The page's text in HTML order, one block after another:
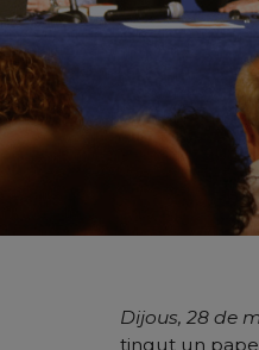
Dijous, 28 de
tingut un